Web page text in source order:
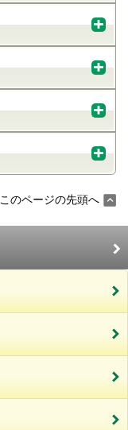
このページの先頭へ